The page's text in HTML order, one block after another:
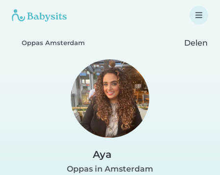
Oppas Amsterdam Delen
Aya
Oppas in Amsterdam